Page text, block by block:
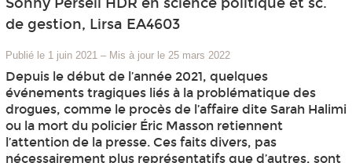
Sonny Perseil HDR en science politique et sc.
de gestion, Lirsa EA4603
Publié le 1 juin 2021 – Mis à jour le 25 mars 2022
Depuis le début de l’année 2021, quelques
événements tragiques liés à la problématique des
drogues, comme le procès de l’affaire dite Sarah Halimi
ou la mort du policier Éric Masson retiennent
l’attention de la presse. Ces faits divers, pas
nécessairement plus représentatifs que d’autres, sont